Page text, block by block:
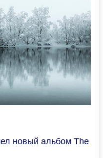
новый альбом The